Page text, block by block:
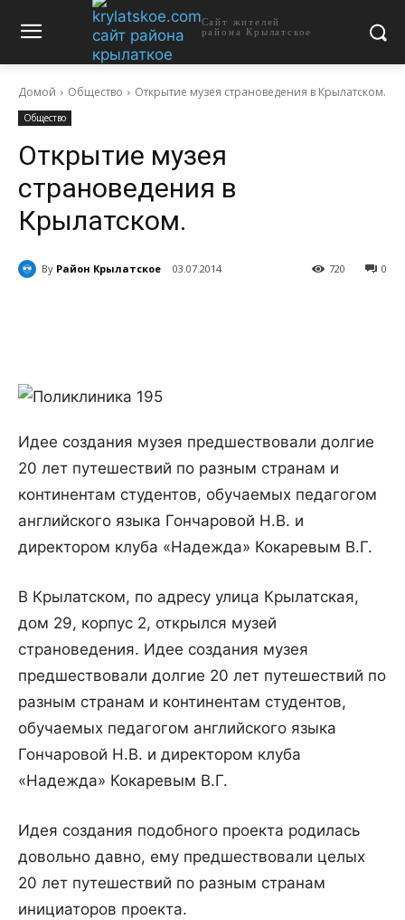
Сайт жителей
района Крылатское
Домой Общество Открытие музея страноведения в Крылатском.
Общество
Открытие музея
страноведения в
Крылатском.
By Район Крылатское 03.07.2014 0
720
Идее создания музея предшествовали долгие
20 лет путешествий по разным странам и
континентам студентов, обучаемых педагогом
английского языка Гончаровой Н.В. и
директором клуба «Надежда» Кокаревым В.Г.
В Крылатском, по адресу улица Крылатская,
дом 29, корпус 2, открылся музей
страноведения. Идее создания музея
предшествовали долгие 20 лет путешествий по
разным странам и континентам студентов,
обучаемых педагогом английского языка
Гончаровой Н.В. и директором клуба
«Надежда» Кокаревым В.Г.
Идея создания подобного проекта родилась
довольно давно, ему предшествовали целых
20 лет путешествий по разным странам
инициаторов проекта.